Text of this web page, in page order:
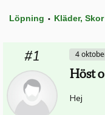
Löpning • Kläder,
#1 4
Höst
Hej